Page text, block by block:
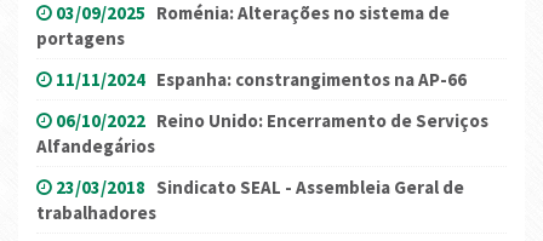
03/09/2025 Roménia: Alterações no sistema de
portagens
11/11/2024 Espanha: constrangimentos na AP-66
06/10/2022 Reino Unido: Encerramento de Serviços
Alfandegários
23/03/2018 Sindicato SEAL - Assembleia Geral de
trabalhadores